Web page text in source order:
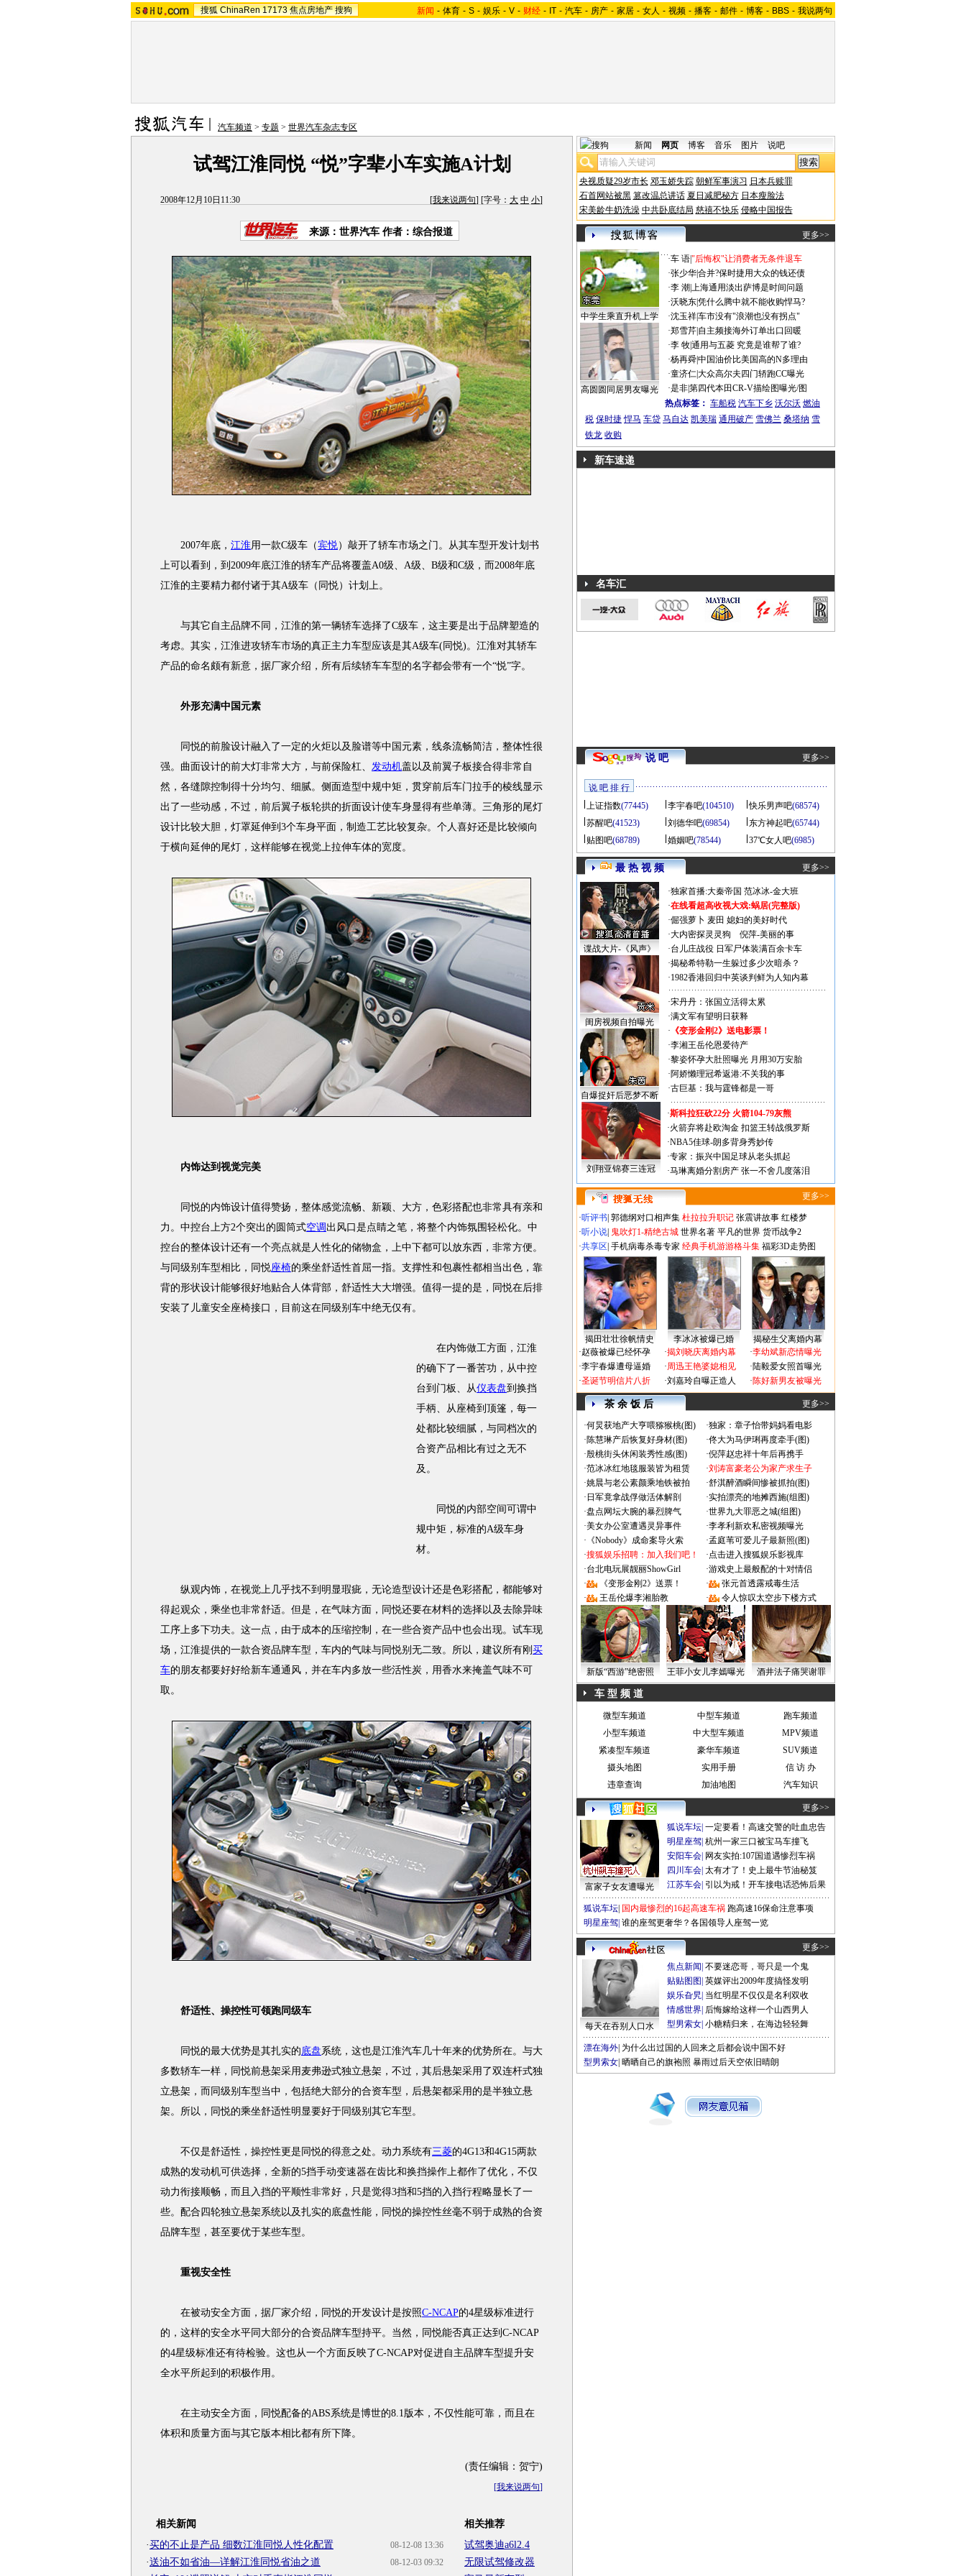
搜狐 ChinaRen 17173 焦点房地产 搜狗 新闻 - 体育 - S - 娱乐 - V - 财经 - IT - 汽车 - 房产 - 家居 - 女人 - 视频 - 播客 - 邮件 - 博客 - BBS - 我说两句
汽车频道 > 专题 > 世界汽车杂志专区
试驾江淮同悦 “悦”字辈小车实施A计划
2008年12月10日11:30 [我来说两句] [字号： 大 中 小]
来源：世界汽车 作者：综合报道
2007年底， 江淮用一款C级车（宾悦）敲开了轿车市场之门。从其车型开发计划书
上可以看到，到2009年底江淮的轿车产品将覆盖A0级、A级、B级和C级，而2008年底
江淮的主要精力都付诸于其A级车（同悦）计划上。
与其它自主品牌不同，江淮的第一辆轿车选择了C级车，这主要是出于品牌塑造的
考虑。其实，江淮进攻轿车市场的真正主力车型应该是其A级车(同悦)。江淮对其轿车
产品的命名颇有新意，据厂家介绍，所有后续轿车车型的名字都会带有一个“悦”字。
外形充满中国元素
同悦的前脸设计融入了一定的火炬以及脸谱等中国元素，线条流畅简洁，整体性很
强。曲面设计的前大灯非常大方，与前保险杠、 发动机盖以及前翼子板接合得非常自
然，各缝隙控制得十分均匀、细腻。侧面造型中规中矩，贯穿前后车门拉手的棱线显示
出了一些动感，不过，前后翼子板轮拱的折面设计使车身显得有些单薄。三角形的尾灯
设计比较大胆，灯罩延伸到3个车身平面，制造工艺比较复杂。个人喜好还是比较倾向
于横向延伸的尾灯，这样能够在视觉上拉伸车体的宽度。
内饰达到视觉完美
同悦的内饰设计值得赞扬，整体感觉流畅、新颖、大方，色彩搭配也非常具有亲和
力。中控台上方2个突出的圆筒式空调出风口是点睛之笔，将整个内饰氛围轻松化。中
控台的整体设计还有一个亮点就是人性化的储物盒，上中下都可以放东西，非常方便。
与同级别车型相比，同悦座椅的乘坐舒适性首屈一指。支撑性和包裹性都相当出色，靠
背的形状设计能够很好地贴合人体背部，舒适性大大增强。值得一提的是，同悦在后排
安装了儿童安全座椅接口，目前这在同级别车中绝无仅有。
在内饰做工方面，江淮
的确下了一番苦功，从中控
台到门板、从仪表盘到换挡
手柄、从座椅到顶篷，每一
处都比较细腻，与同档次的
合资产品相比有过之无不
及。
同悦的内部空间可谓中
规中矩，标准的A级车身
材。
纵观内饰，在视觉上几乎找不到明显瑕疵，无论造型设计还是色彩搭配，都能够对
得起观众，乘坐也非常舒适。但是，在气味方面，同悦还要在材料的选择以及去除异味
工序上多下功夫。这一点，由于成本的压缩控制，在一些合资产品中也会出现。试车现
场，江淮提供的一款合资品牌车型，车内的气味与同悦别无二致。所以，建议所有刚 买
车的朋友都要好好给新车通通风，并在车内多放一些活性炭，用香水来掩盖气味不可
取。
舒适性、操控性可领跑同级车
同悦的最大优势是其扎实的底盘系统，这也是江淮汽车几十年来的优势所在。与大
多数轿车一样，同悦前悬架采用麦弗逊式独立悬架，不过，其后悬架采用了双连杆式独
立悬架，而同级别车型当中，包括绝大部分的合资车型，后悬架都采用的是半独立悬
架。所以，同悦的乘坐舒适性明显要好于同级别其它车型。
不仅是舒适性，操控性更是同悦的得意之处。动力系统有三菱的4G13和4G15两款
成熟的发动机可供选择，全新的5挡手动变速器在齿比和换挡操作上都作了优化，不仅
动力衔接顺畅，而且入挡的平顺性非常好，只是觉得3挡和5挡的入挡行程略显长了一
些。配合四轮独立悬架系统以及扎实的底盘性能，同悦的操控性丝毫不弱于成熟的合资
品牌车型，甚至要优于某些车型。
重视安全性
在被动安全方面，据厂家介绍，同悦的开发设计是按照C-NCAP的4星级标准进行
的，这样的安全水平同大部分的合资品牌车型持平。当然，同悦能否真正达到C-NCAP
的4星级标准还有待检验。这也从一个方面反映了C-NCAP对促进自主品牌车型提升安
全水平所起到的积极作用。
在主动安全方面，同悦配备的ABS系统是博世的8.1版本，不仅性能可靠，而且在
体积和质量方面与其它版本相比都有所下降。
(责任编辑：贺宁)
[我来说两句]
相关新闻
08-12-08 13:36
·买的不止是产品 细数江淮同悦人性化配置
08-12-03 09:32
·送油不如省油—详解江淮同悦省油之道
相关推荐
试驾奥迪a6l2.4
无限试驾修改器
新闻 网页 博客 音乐 图片 说吧
央视质疑29岁市长 邓玉娇失踪 朝鲜军事演习 日本兵赎罪
石首网站被黑 篡改温总讲话 夏日减肥秘方 日本瘦脸法
宋美龄牛奶洗澡 中共卧底结局 慈禧不快乐 侵略中国报告
更多>>
中学生乘直升机上学
高圆圆同居男友曝光
·车 语|"后悔权"让消费者无条件退车
·张少华|合并?保时捷用大众的钱还债
·李 潮 上海通用淡出萨博是时间问题
·沃晓东|凭什么腾中就不能收购悍马?
·沈玉祥|车市没有"浪潮也没有拐点"
·郑雪芹| 自主频接海外订单出口回暖
·李 牧|通用与五菱 究竟是谁帮了谁?
·杨再舜|中国油价比美国高的N多理由
·童济仁|大众高尔夫四门轿跑CC曝光
·是非|第四代本田CR-V描绘图曝光/图
热点标签： 车船税 汽车下乡 沃尔沃 燃油
税 保时捷 悍马 车贷 马自达 凯美瑞 通用破产 雪佛兰 桑塔纳 雪
铁龙 收购
新车速递
名车汇
说 吧 更多>>
说 吧 排 行
上证指数(77445) 李宇春吧(104510) 快乐男声吧(68574)
苏醒吧(41523) 刘德华吧(69854) 东方神起吧(65744)
贴图吧(68789) 婚姻吧(78544) 37℃女人吧(6985)
最 热 视 频 更多>>
谍战大片-《风声》
闺房视频自拍曝光
自爆捉奸后恶梦不断
·独家首播:大秦帝国 范冰冰-金大班
·在线看超高收视大戏:蜗居(完整版)
·倔强萝卜 麦田 媳妇的美好时代
·大内密探灵灵狗
倪萍-美丽的事
·台儿庄战役 日军尸体装满百余卡车
·揭秘希特勒一生躲过多少次暗杀？
·1982香港回归中英谈判鲜为人知内幕
·宋丹丹：张国立活得太累
·满文军有望明日获释
· 《变形金刚2》送电影票！
·李湘王岳伦恩爱待产
·黎姿怀孕大肚照曝光 月用30万安胎
·阿娇懒理冠希返港:不关我的事
·古巨基：我与霆锋都是一哥
刘翔亚锦赛三连冠
·斯科拉狂砍22分 火箭104-79灰熊
·火箭弃将赴欧淘金 扣篮王转战俄罗斯
·NBA5佳球-朗多背身秀妙传
·专家：振兴中国足球从老头抓起
·马琳离婚分割房产 张一不舍几度落泪
更多>>
·听评书 郭德纲对口相声集 杜拉拉升职记 张震讲故事 红楼梦
·听小说 鬼吹灯1-精绝古城 世界名著 平凡的世界 货币战争2
·共享区 手机病毒杀毒专家 经典手机游游格斗集 福彩3D走势图
揭田壮壮徐帆情史 李冰冰被爆已婚
揭秘生父离婚内幕
·赵薇被爆已经怀孕
·李宇春爆遭母逼婚
·圣诞节明信片八折
·揭刘晓庆离婚内幕
·周迅王艳婆媳相见
·刘嘉玲自曝正造人
·李幼斌新恋情曝光
·陆毅爱女照首曝光
·陈好新男友被曝光
茶 余 饭 后 更多>>
·何炅获地产大亨喂猕猴桃(图) ·独家：章子怡带妈妈看电影
·陈慧琳产后恢复好身材(图) ·佟大为马伊琍再度牵手(图)
·殷桃街头休闲装秀性感(图) ·倪萍赵忠祥十年后再携手
·范冰冰红地毯服装皆为租赁 ·刘涛富豪老公为家产求生子
·姚晨与老公素颜乘地铁被拍 ·舒淇醉酒瞬间惨被抓拍(图)
· 日军竟拿战俘做活体解剖 ·实拍漂亮的地摊西施(组图)
·盘点网坛大腕的暴烈脾气 ·世界九大罪恶之城(组图)
·美女办公室遭遇灵异事件 ·李孝利新欢私密视频曝光
· 《Nobody》成命案导火索 ·孟庭苇可爱儿子最新照(图)
·搜狐娱乐招聘：加入我们吧！ ·点击进入搜狐娱乐影视库
·台北电玩展靓丽ShowGirl ·游戏史上最般配的十对情侣
·
《变形金刚2》送票！ ·
张元首透露戒毒生活
·
王岳伦爆李湘胎教 · 令人惊叹太空步下楼方式
新版“西游”绝密照 王菲小女儿李嫣曝光 酒井法子痛哭谢罪
车 型 频 道
微型车频道 中型车频道
跑车频道
小型车频道
中大型车频道
MPV频道
紧凑型车频道
豪华车频道
SUV频道
摄头地图
实用手册
信 访 办
违章查询
加油地图 汽车知识
更多>>
富家子女友遭曝光
狐说车坛 一定要看！高速交警的吐血忠告
明星座驾 杭州一家三口被宝马车撞飞
安阳车会 网友实拍:107国道遇惨烈车祸
四川车会 太有才了！史上最牛节油秘笈
江苏车会 引以为戒！开车接电话恐怖后果
狐说车坛 国内最惨烈的16起高速车祸 跑高速16保命注意事项
明星座驾 谁的座驾更奢华？各国领导人座驾一览
更多>>
每天在吞别人口水
焦点新闻 不要迷恋哥，哥只是一个鬼
贴贴图图 英媒评出2009年度搞怪发明
娱乐旮旯 当红明星不仅仅是名利双收
情感世界 后悔嫁给这样一个山西男人
型男索女 小糖精归来，在海边轻轻舞
漂在海外 为什么出过国的人回来之后都会说中国不好
型男索女 晒晒自己的旗袍照 暴雨过后天空依旧晴朗